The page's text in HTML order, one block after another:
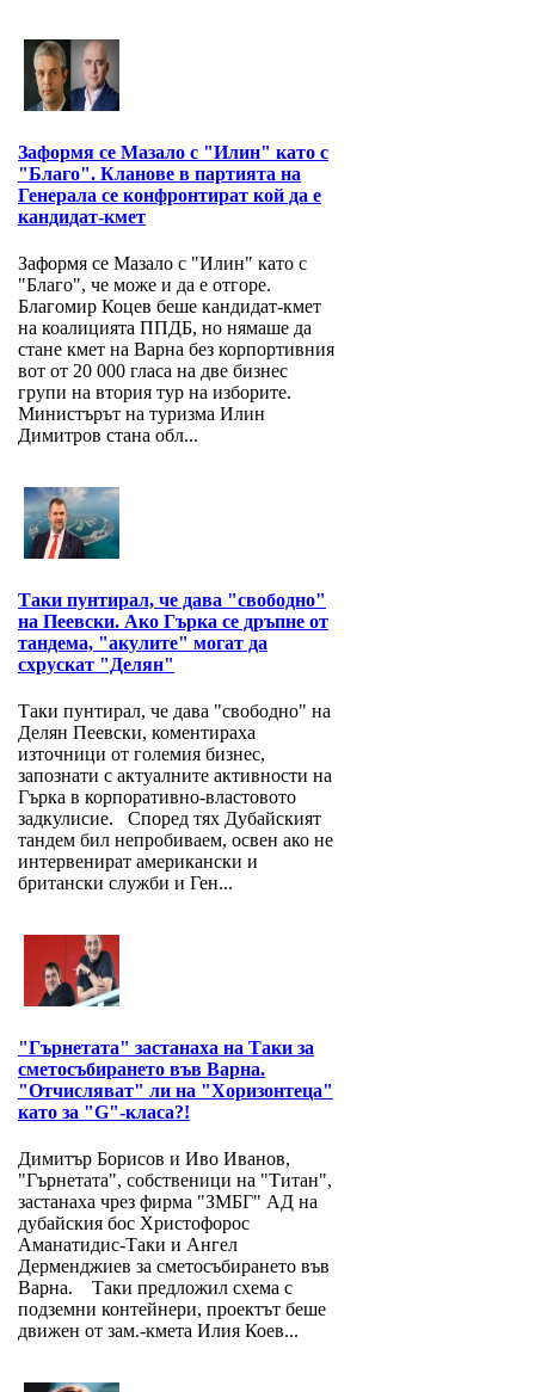
Заформя се Мазало с "Илин" като с
"Благо". Кланове в партията на
Генерала се конфронтират кой да е
кандидат-кмет
Заформя се Мазало с "Илин" като с
"Благо", че може и да е отгоре.
Благомир Коцев беше кандидат-кмет
на коалицията ППДБ, но нямаше да
стане кмет на Варна без корпортивния
вот от 20 000 гласа на две бизнес
групи на втория тур на изборите.
Министърът на туризма Илин
Димитров стана обл...
Таки пунтирал, че дава "свободно"
на Пеевски. Ако Гърка се дръпне от
тандема, "акулите" могат да
схрускат "Делян"
Таки пунтирал, че дава "свободно" на
Делян Пеевски, коментираха
източници от големия бизнес,
запознати с актуалните активности на
Гърка в корпоративно-властовото
задкулисие. Според тях Дубайският
тандем бил непробиваем, освен ако не
интервенират американски и
британски служби и Ген...
"Гърнетата" застанаха на Таки за
сметосъбирането във Варна.
"Отчисляват" ли на "Хоризонтеца"
като за "G"-класа?!
Димитър Борисов и Иво Иванов,
"Гърнетата", собственици на "Титан",
застанаха чрез фирма "ЗМБГ" АД на
дубайския бос Христофорос
Аманатидис-Таки и Ангел
Дерменджиев за сметосъбирането във
Варна. Таки предложил схема с
подземни контейнери, проектът беше
движен от зам.-кмета Илия Коев...